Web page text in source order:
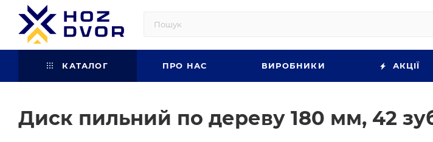
КАТАЛОГ ПРО НАС ВИРОБНИКИ АКЦІЇ
Диск пильний по дереву 180 мм, 42